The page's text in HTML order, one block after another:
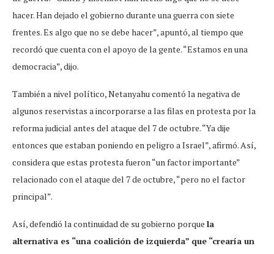
hacer. Han dejado el gobierno durante una guerra con siete
frentes. Es algo que no se debe hacer”, apuntó, al tiempo que
recordó que cuenta con el apoyo de la gente. “Estamos en una
democracia”, dijo.
También a nivel político, Netanyahu comentó la negativa de
algunos reservistas a incorporarse a las filas en protesta por la
reforma judicial antes del ataque del 7 de octubre. “Ya dije
entonces que estaban poniendo en peligro a Israel”, afirmó. Así,
considera que estas protesta fueron “un factor importante”
relacionado con el ataque del 7 de octubre, “pero no el factor
principal”.
Así, defendió la continuidad de su gobierno porque la
alternativa es “una coalición de izquierda” que “crearía un